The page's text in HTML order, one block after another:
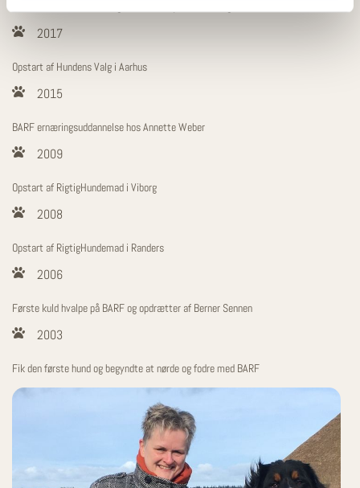
2017
Opstart af Hundens Valg i Aarhus
2015
BARF ernæringsuddannelse hos Annette Weber
2009
Opstart af RigtigHundemad i Viborg
2008
Opstart af RigtigHundemad i Randers
2006
Første kuld hvalpe på BARF og opdrætter af Berner Sennen
2003
Fik den første hund og begyndte at nørde og fodre med BARF